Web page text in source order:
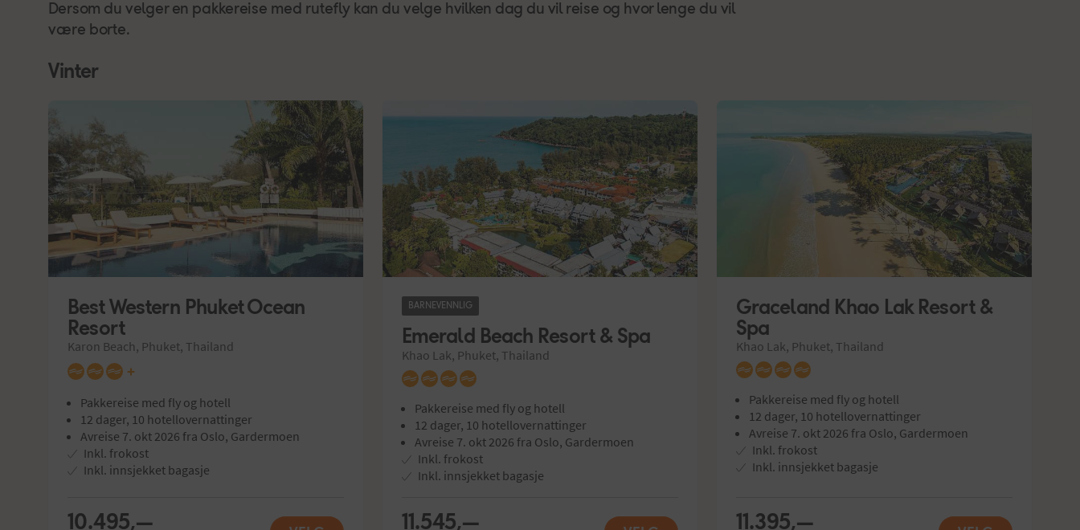
Dersom du velger en pakkereise med rutefly kan du velge hvilken dag du vil reise og hvor lenge du vil
være borte.
Vinter
Best Western Phuket Ocean
Resort
Karon Beach, Phuket, Thailand
+
Pakkereise med fly og hotell
12 dager, 10 hotellovernattinger
Avreise 7. okt 2026 fra Oslo, Gardermoen
Inkl. frokost
Inkl. innsjekket bagasje
10.495,—
BARNEVENNLIG
Emerald Beach Resort & Spa
Khao Lak, Phuket, Thailand
Pakkereise med fly og hotell
12 dager, 10 hotellovernattinger
Avreise 7. okt 2026 fra Oslo, Gardermoen
Inkl. frokost
Inkl. innsjekket bagasje
11.545,—
Graceland Khao Lak Resort &
Spa
Khao Lak, Phuket, Thailand
Pakkereise med fly og hotell
12 dager, 10 hotellovernattinger
Avreise 7. okt 2026 fra Oslo, Gardermoen
Inkl. frokost
Inkl. innsjekket bagasje
11.395,—